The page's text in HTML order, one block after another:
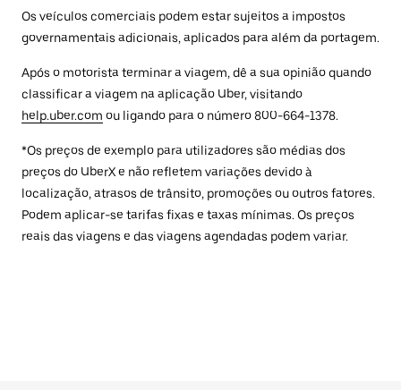
Os veículos comerciais podem estar sujeitos a impostos
governamentais adicionais, aplicados para além da portagem.
Após o motorista terminar a viagem, dê a sua opinião quando
classificar a viagem na aplicação Uber, visitando
help.uber.com ou ligando para o número 800-664-1378.
*Os preços de exemplo para utilizadores são médias dos
preços do UberX e não refletem variações devido à
localização, atrasos de trânsito, promoções ou outros fatores.
Podem aplicar-se tarifas fixas e taxas mínimas. Os preços
reais das viagens e das viagens agendadas podem variar.